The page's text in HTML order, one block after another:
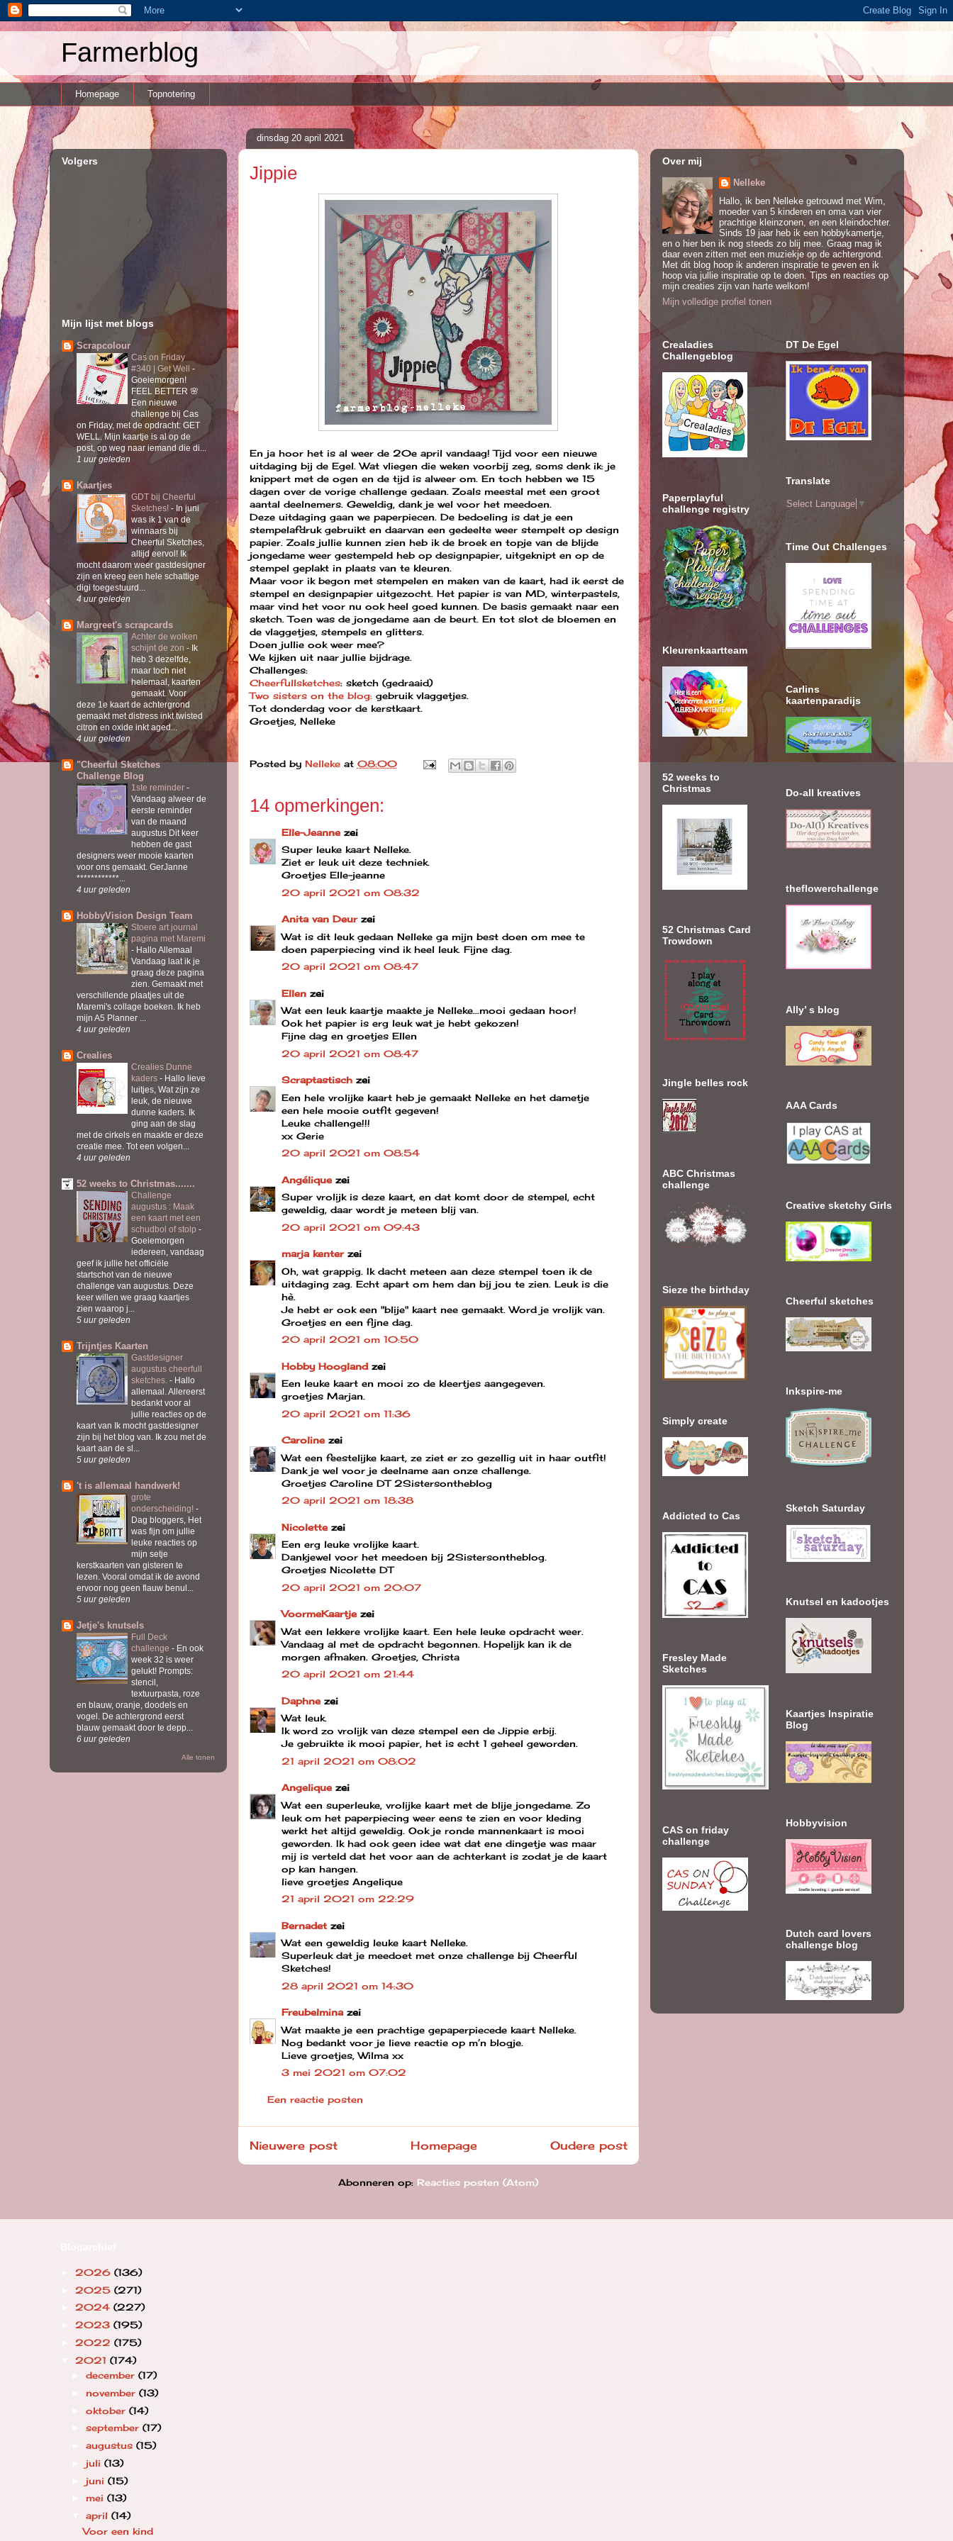
Farmerblog
Homepage Topnotering
dinsdag 20 april 2021
Jippie
En ja hoor het is al weer de 20e april vandaag! Tijd voor een nieuwe
uitdaging bij de Egel. Wat vliegen die weken voorbij zeg, soms denk ik: je
knippert met de ogen en de tijd is alweer om. En toch hebben we 15
dagen over de vorige challenge gedaan. Zoals meestal met een groot
aantal deelnemers. Geweldig, dank je wel voor het meedoen.
Deze uitdaging gaan we paperpiecen. De bedoeling is dat je een
stempelafdruk gebruikt en daarvan een gedeelte weer stempelt op design
papier. Zoals jullie kunnen zien heb ik de broek en topje van de blijde
jongedame weer gestempeld heb op designpapier, uitgeknipt en op de
stempel geplakt in plaats van te kleuren.
Maar voor ik begon met stempelen en maken van de kaart, had ik eerst de
stempel en designpapier uitgezocht. Het papier is van MD, winterpastels,
maar vind het voor nu ook heel goed kunnen. De basis gemaakt naar een
sketch. Toen was de jongedame aan de beurt. En tot slot de bloemen en
de vlaggetjes, stempels en glitters.
Doen jullie ook weer mee?
We kijken uit naar jullie bijdrage.
Challenges:
Cheerfullsketches: sketch (gedraaid)
Two sisters on the blog:gebruik vlaggetjes.
Tot donderdag voor de kerstkaart.
Groetjes, Nelleke
Posted by Nelleke at 08:00
14 opmerkingen:
Elle-Jeannezei
Super leuke kaart Nelleke.
Ziet er leuk uit deze techniek.
Groetjes Elle-jeanne
20 april 2021 om 08:32
Anita van Deurzei
Wat is dit leuk gedaan Nelleke ga mijn best doen om mee te
doen paperpiecing vind ik heel leuk. Fijne dag.
20 april 2021 om 08:47
Ellenzei
Wat een leuk kaartje maakte je Nelleke...mooi gedaan hoor!
Ook het papier is erg leuk wat je hebt gekozen!
Fijne dag en groetjes Ellen
20 april 2021 om 08:47
Scraptastischzei
Een hele vrolijke kaart heb je gemaakt Nelleke en het dametje
een hele mooie outfit gegeven!
Leuke challenge!!!
xx Gerie
20 april 2021 om 08:54
Angélique zei
Super vrolijk is deze kaart, en dat komt door de stempel, echt
geweldig, daar wordt je meteen blij van.
20 april 2021 om 09:43
marja kenterzei
Oh, wat grappig. Ik dacht meteen aan deze stempel toen ik de
uitdaging zag. Echt apart om hem dan bij jou te zien. Leuk is die
hè.
Je hebt er ook een "blije" kaart nee gemaakt. Word je vrolijk van.
Groetjes en een fijne dag.
20 april 2021 om 10:50
Hobby Hooglandzei
Een leuke kaart en mooi zo de kleertjes aangegeven.
groetjes Marjan.
20 april 2021 om 11:36
Carolinezei
Wat een feestelijke kaart, ze ziet er zo gezellig uit in haar outfit!
Dank je wel voor je deelname aan onze challenge.
Groetjes Caroline DT 2Sistersontheblog
20 april 2021 om 18:38
Nicolettezei
Een erg leuke vrolijke kaart.
Dankjewel voor het meedoen bij 2Sistersontheblog.
Groetjes Nicolette DT
20 april 2021 om 20:07
VoormeKaartje zei
Wat een lekkere vrolijke kaart. Een hele leuke opdracht weer.
Vandaag al met de opdracht begonnen. Hopelijk kan ik de
morgen afmaken. Groetjes, Christa
20 april 2021 om 21:44
Daphnezei
Wat leuk.
Ik word zo vrolijk van deze stempel een de Jippie erbij.
Je gebruikte ik mooi papier, het is echt 1 geheel geworden.
21 april 2021 om 08:02
Angeliquezei
Wat een superleuke, vrolijke kaart met de blije jongedame. Zo
leuk om het paperpiecing weer eens te zien en voor kleding
werkt het altijd geweldig. Ook je ronde mannenkaart is mooi
geworden. Ik had ook geen idee wat dat ene dingetje was maar
mij is verteld dat het voor aan de achterkant is zodat je de kaart
op kan hangen.
lieve groetjes Angelique
21 april 2021 om 22:29
Bernadetzei
Wat een geweldig leuke kaart Nelleke.
Superleuk dat je meedoet met onze challenge bij Cheerful
Sketches!
28 april 2021 om 14:30
Freubelminazei
Wat maakte je een prachtige gepaperpiecede kaart Nelleke.
Nog bedankt voor je lieve reactie op m’n blogje.
Lieve groetjes, Wilma xx
3 mei 2021 om 07:02
Een reactie posten
Nieuwere post Oudere post
Homepage
Abonneren op: Reacties posten (Atom)
Volgers
Mijn lijst met blogs
Scrapcolour
Cas on Friday
#340 | Get Well -
Goeiemorgen!
FEEL BETTER 🌸
Een nieuwe
challenge bij Cas
on Friday, met de opdracht: GET
WELL. Mijn kaartje is al op de
post, op weg naar iemand die di...
1 uur geleden
Kaartjes
GDT bij Cheerful
Sketches! - In juni
was ik 1 van de
winnaars bij
Cheerful Sketches,
altijd eervol! Ik
mocht daarom weer gastdesigner
zijn en kreeg een hele schattige
digi toegestuurd...
4 uur geleden
Margreet's scrapcards
Achter de wolken
schijnt de zon - Ik
heb 3 dezelfde,
maar toch niet
helemaal, kaarten
gemaakt. Voor
deze 1e kaart de achtergrond
gemaakt met distress inkt twisted
citron en oxide inkt aged...
4 uur geleden
"Cheerful Sketches
Challenge Blog
1ste reminder -
Vandaag alweer de
eerste reminder
van de maand
augustus Dit keer
hebben de gast
designers weer mooie kaarten
voor ons gemaakt. GerJanne
************...
4 uur geleden
HobbyVision Design Team
Stoere art journal
pagina met Maremi
- Hallo Allemaal
Vandaag laat ik je
graag deze pagina
zien. Gemaakt met
verschillende plaatjes uit de
Maremi's collage boeken. Ik heb
mijn A5 Planner ...
4 uur geleden
Crealies
Crealies Dunne
kaders - Hallo lieve
luitjes, Wat zijn ze
leuk, de nieuwe
dunne kaders. Ik
ging aan de slag
met de cirkels en maakte er deze
creatie mee. Tot een volgen...
4 uur geleden
52 weeks to Christmas.......
Challenge
augustus : Maak
een kaart met een
schudbol of stolp -
Goeiemorgen
iedereen, vandaag
geef ik jullie het officiële
startschot van de nieuwe
challenge van augustus. Deze
keer willen we graag kaartjes
zien waarop j...
5 uur geleden
Trijntjes Kaarten
Gastdesigner
augustus cheerfull
sketches. - Hallo
allemaal. Allereerst
bedankt voor al
jullie reacties op de
kaart van Ik mocht gastdesigner
zijn bij het blog van. Ik zou met de
kaart aan de sl...
5 uur geleden
't is allemaal handwerk!
grote
onderscheiding! -
Dag bloggers, Het
was fijn om jullie
leuke reacties op
mijn setje
kerstkaarten van gisteren te
lezen. Vooral omdat ik de avond
ervoor nog geen flauw benul...
5 uur geleden
Jetje's knutsels
Full Deck
challenge - En ook
week 32 is weer
gelukt! Prompts:
stencil,
textuurpasta, roze
en blauw, oranje, doodels en
vogel. De achtergrond eerst
blauw gemaakt door te depp...
6 uur geleden
Alle tonen
Over mij
Nelleke
Hallo, ik ben Nelleke getrouwd met Wim,
moeder van 5 kinderen en oma van vier
prachtige kleinzonen, en een kleindochter.
Sinds 19 jaar heb ik een hobbykamertje,
en o hier ben ik nog steeds zo blij mee. Graag mag ik
daar even zitten met een muziekje op de achtergrond.
Met dit blog hoop ik anderen inspiratie te geven en ik
hoop via jullie inspiratie op te doen. Tips en reacties op
mijn creaties zijn van harte welkom!
Mijn volledige profiel tonen
Crealadies
Challengeblog
Paperplayful
challenge registry
Kleurenkaartteam
52 weeks to
Christmas
52 Christmas Card
Trowdown
Jingle belles rock
ABC Christmas
challenge
Sieze the birthday
Simply create
Addicted to Cas
Fresley Made
Sketches
CAS on friday
challenge
DT De Egel
Translate
Select Language ▼
Time Out Challenges
Carlins
kaartenparadijs
Do-all kreatives
theflowerchallenge
Ally’ s blog
AAA Cards
Creative sketchy Girls
Cheerful sketches
Inkspire-me
Sketch Saturday
Knutsel en kadootjes
Kaartjes Inspiratie
Blog
Hobbyvision
Dutch card lovers
challenge blog
2026 (136)
2025 (271)
2024 (227)
2023 (195)
2022 (175)
2021 (174)
►december(17)
november(13)
►oktober(14)
►september(17)
►augustus(15)
juli(13)
juni(15)
►mei(13)
▼april(14)
Voor een kind